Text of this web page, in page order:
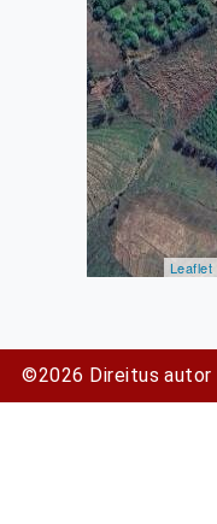
Leaflet
©2026 Direitus autor